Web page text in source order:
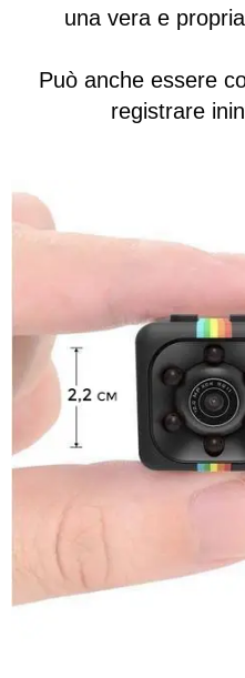
una vera e
Può anche essere
registrare